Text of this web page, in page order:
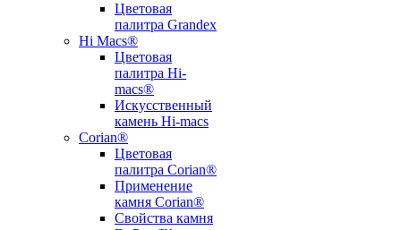
Цветовая
палитра Grandex
Hi Macs®
Цветовая
палитра Hi-
macs®
Искусственный
камень Hi-macs
Corian®
Цветовая
палитра Corian®
Применение
камня Corian®
Свойства камня